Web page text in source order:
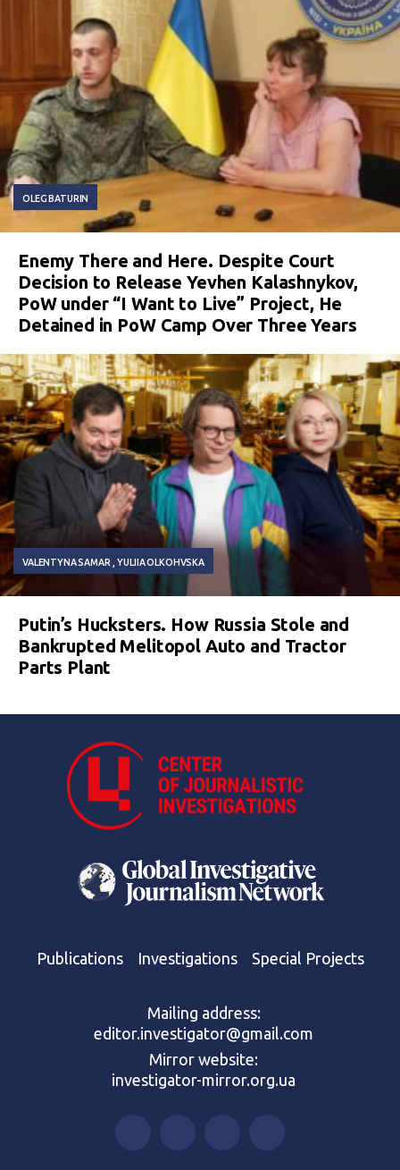
OLEG BATURIN
Enemy There and Here. Despite Court
Decision to Release Yevhen Kalashnykov,
PoW under “I Want to Live” Project, He
Detained in PoW Camp Over Three Years
VALENTYNA SAMAR YULIIA OLKOHVSKA
Putin’s Hucksters. How Russia Stole and
Bankrupted Melitopol Auto and Tractor
Parts Plant
Publications Investigations Special Projects
Mailing address:
editor.investigator@gmail.com
Mirror website:
investigator-mirror.org.ua